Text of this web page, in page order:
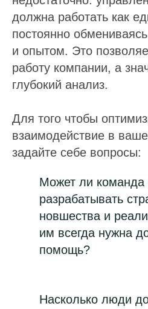
должна работать как
постоянно
и опытом. Это
работу компании, а
глубокий анализ.
Для того чтобы
взаимодействие в
задайте себе вопросы:
Может ли команда
разрабатывать
новшества и
им всегда нужна
помощь?
Насколько люди